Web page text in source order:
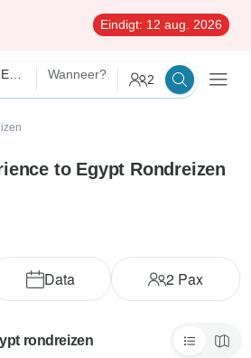
Eindigt: 12 aug. 2026
Wanneer? 2
to Egypt Rondreizen
Data 2 Pax
rondreizen